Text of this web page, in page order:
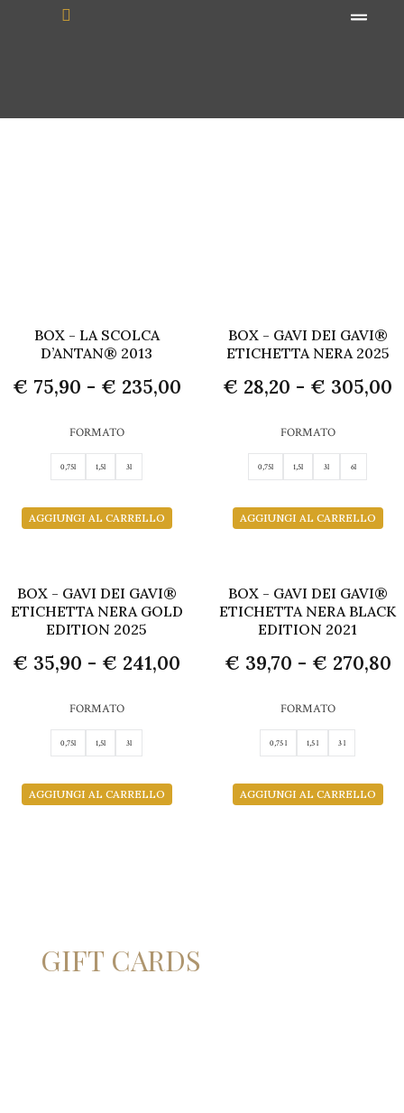
contenuto
CONFEZIONI VINI
FORMATO
0,75l 1,5l 3l
BOX - LA SCOLCA
D’ANTAN® 2013
€ 75,90 - € 235,00
AGGIUNGI AL CARRELLO
FORMATO
0,75l 1,5l 3l 6l
BOX - GAVI DEI GAVI®
ETICHETTA NERA 2025
€ 28,20 - € 305,00
AGGIUNGI AL CARRELLO
FORMATO
0,75l 1,5l 3l
BOX - GAVI DEI GAVI®
ETICHETTA NERA GOLD
EDITION 2025
€ 35,90 - € 241,00
AGGIUNGI AL CARRELLO
FORMATO
0,75 l 1,5 l 3 l
BOX - GAVI DEI GAVI®
ETICHETTA NERA BLACK
EDITION 2021
€ 39,70 - € 270,80
AGGIUNGI AL CARRELLO
GIFT CARDS